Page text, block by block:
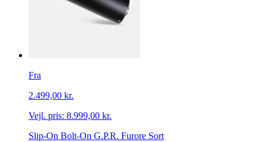
Fra
2.499,00 kr.
Vejl. pris: 8.999,00 kr.
Slip-On Bolt-On G.P.R. Furore Sort